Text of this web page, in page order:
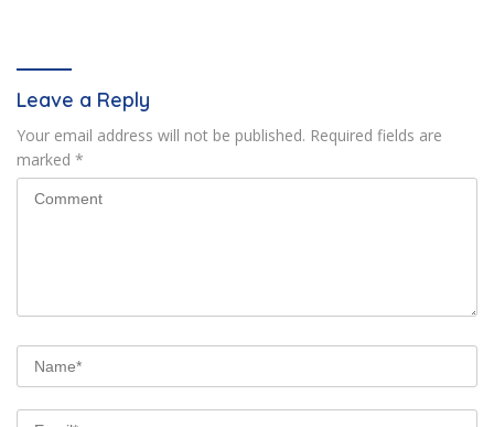
Leave a Reply
Your email address will not be published. Required fields are
marked *